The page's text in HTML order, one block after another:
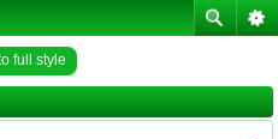
full style